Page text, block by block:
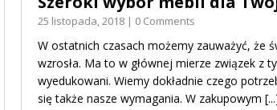
25 listopada, 2018 | 0 Comments
W ostatnich czasach możemy zauważyć, że
wzrosła. Ma to w głównej mierze związek z
wyedukowani. Wiemy dokładnie czego
się także nasze wymagania. W zakupowym